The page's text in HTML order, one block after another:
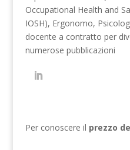
Occupational Health and
IOSH), Ergonomo,
docente a contratto per
numerose pubblicazioni
Per conoscere il prezzo